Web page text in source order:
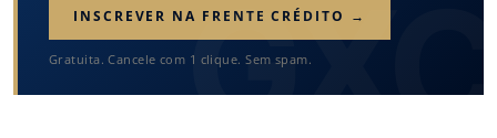
INSCREVER NA FRENTE CRÉDITO →
Gratuita. Cancele com 1 clique. Sem spam.